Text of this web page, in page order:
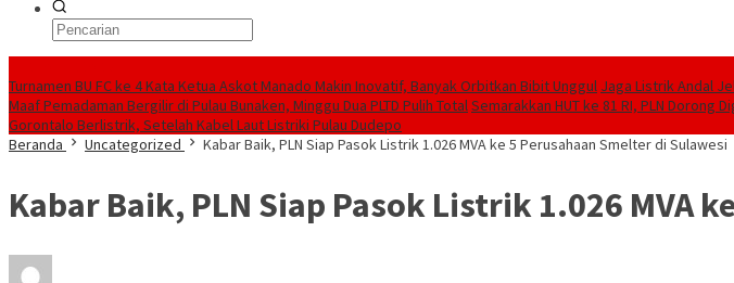
Turnamen BU FC ke 4 Kata Ketua Askot Manado Makin Inovatif, Banyak Orbitkan Bibit Unggul Jaga Listrik Andal
Maaf Pemadaman Bergilir di Pulau Bunaken, Minggu Dua PLTD Pulih TotalSemarakkan HUT ke 81 RI, PLN Dorong
Gorontalo Berlistrik, Setelah Kabel Laut Listriki Pulau Dudepo
Beranda
Uncategorized Kabar Baik, PLN Siap Pasok Listrik 1.026 MVA ke 5 Perusahaan Smelter di Sulawesi
Kabar Baik, PLN Siap Pasok Listrik 1.026 MVA